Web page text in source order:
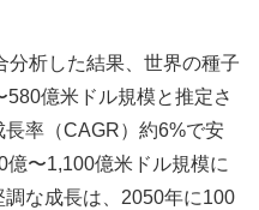
分析した結果、世界の種子
億米ドル規模と推定さ
率（CAGR）約6%で安
〜1,100億米ドル規模に
な成長は、2050年に100